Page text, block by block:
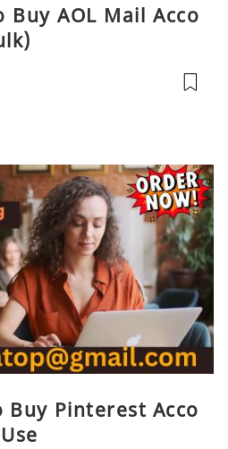
Buy AOL Mail Acco
Buy Pinterest Acco